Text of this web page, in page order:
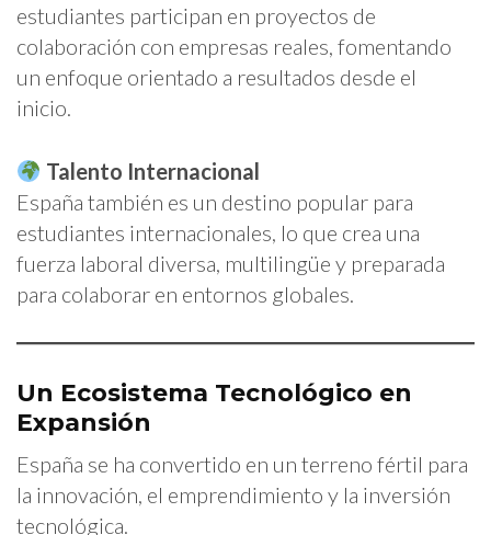
estudiantes participan en proyectos de
colaboración con empresas reales, fomentando
un enfoque orientado a resultados desde el
inicio.
Talento Internacional
España también es un destino popular para
estudiantes internacionales, lo que crea una
fuerza laboral diversa, multilingüe y preparada
para colaborar en entornos globales.
Un Ecosistema Tecnológico en
Expansión
España se ha convertido en un terreno fértil para
la innovación, el emprendimiento y la inversión
tecnológica.